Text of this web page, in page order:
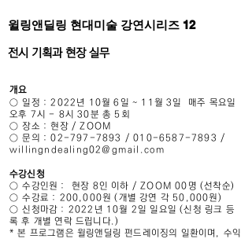
윌링앤딜링 현대미술 강연시리즈 12
​전시 기획과 현장 실무
개요
○ 일정 : 2022년 10월 6일 ~ 11월 3일 매주 목요일
오후 7시 - 8시 30분 총 5회
○ 장소 : 현장 / ZOOM
○ 문의 : 02-797-7893 / 010-6587-7893 /
willingndealing02@gmail.com
수강신청
○ 수강인원 : 현장 8인 이하 / ZOOM 00명 (선착순)
○ 수강료 : 200,000원 (개별 강연 각 50,000원)
○ 신청마감 : 2022년 10월 2일 일요일 (신청 링크 등
록 후 개별 연락 드립니다.)
* 본 프로그램은 윌링앤딜링 펀드레이징의 일환이며, 수익